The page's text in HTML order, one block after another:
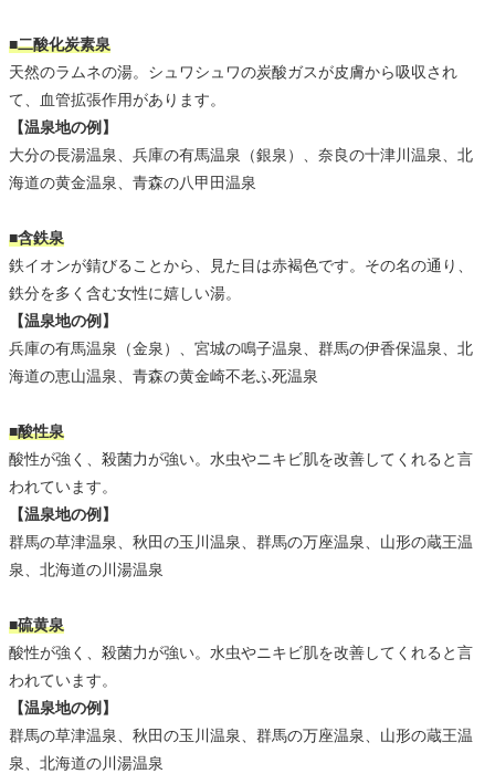
■二酸化炭素泉
天然のラムネの湯。シュワシュワの炭酸ガスが皮膚から吸収され
て、血管拡張作用があります。
【温泉地の例】
大分の長湯温泉、兵庫の有馬温泉（銀泉）、奈良の十津川温泉、北
海道の黄金温泉、青森の八甲田温泉
■含鉄泉
鉄イオンが錆びることから、見た目は赤褐色です。その名の通り、
鉄分を多く含む女性に嬉しい湯。
【温泉地の例】
兵庫の有馬温泉（金泉）、宮城の鳴子温泉、群馬の伊香保温泉、北
海道の恵山温泉、青森の黄金崎不老ふ死温泉
■酸性泉
酸性が強く、殺菌力が強い。水虫やニキビ肌を改善してくれると言
われています。
【温泉地の例】
群馬の草津温泉、秋田の玉川温泉、群馬の万座温泉、山形の蔵王温
泉、北海道の川湯温泉
■硫黄泉
酸性が強く、殺菌力が強い。水虫やニキビ肌を改善してくれると言
われています。
【温泉地の例】
群馬の草津温泉、秋田の玉川温泉、群馬の万座温泉、山形の蔵王温
泉、北海道の川湯温泉